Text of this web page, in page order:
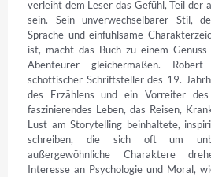
verleiht dem Leser das Gefühl, Teil der
sein. Sein unverwechselbarer Stil,
Sprache und einfühlsame
ist, macht das Buch zu einem
Abenteurer gleichermaßen.
schottischer Schriftsteller des 19.
des Erzählens und ein Vorreiter des
faszinierendes Leben, das Reisen,
Lust am Storytelling beinhaltete,
schreiben, die sich oft um
außergewöhnliche Charaktere
Interesse an Psychologie und Moral,